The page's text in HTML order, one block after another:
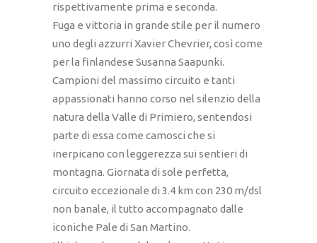
rispettivamente prima e seconda.
Fuga e vittoria in grande stile per il numero
uno degli azzurri Xavier Chevrier, così come
per la finlandese Susanna Saapunki.
Campioni del massimo circuito e tanti
appassionati hanno corso nel silenzio della
natura della Valle di Primiero, sentendosi
parte di essa come camosci che si
inerpicano con leggerezza sui sentieri di
montagna. Giornata di sole perfetta,
circuito eccezionale di 3.4 km con 230 m/dsl
non banale, il tutto accompagnato dalle
iconiche Pale di San Martino.